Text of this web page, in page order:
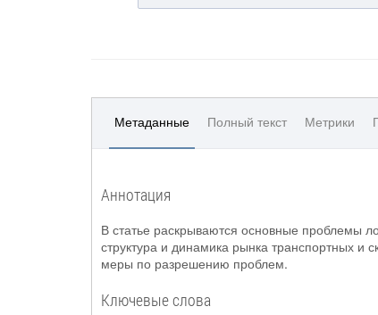
Метаданные Полный текст Метрики
Аннотация
В статье раскрываются основные проблемы
структура и динамика рынка транспортных и
меры по разрешению проблем.
Ключевые слова